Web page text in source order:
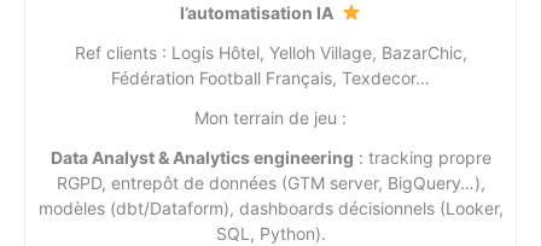
l’automatisation IA
Ref clients : Logis Hôtel, Yelloh Village, BazarChic,
Fédération Football Français, Texdecor…
Mon terrain de jeu :
Data Analyst & Analytics engineering : tracking propre
RGPD, entrepôt de données (GTM server, BigQuery…),
modèles (dbt/Dataform), dashboards décisionnels (Looker,
SQL, Python).